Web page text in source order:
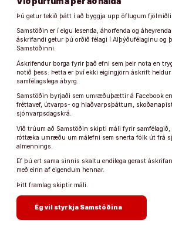
Þú getur tekið þátt í að byggja upp öflugum fjölmiðli.
Samstöðin er í eigu lesenda, áhorfenda og
áskrifandi getur þú orðið félagi í Alþýðufélaginu og
Samstöðinni.
Áskrifendur borga fyrir það efni sem þeir nota en
notið þess. Þetta er því ekki eigingjörn áskrift heldur
samfélagslega ábyrg.
Samstöðin byrjaði sem umræðuþættir á Facebook
fréttavef, útvarps- og hlaðvarpsþáttum,
sjónvarpsdagskrá.
Við trúum að Samstöðin skipti máli fyrir
róttæka umræðu um málefni sem snerta fólk út frá
almennings.
Ef þú ert sama sinnis skaltu endilega gerast
með einn af eigendum hennar.
Þitt framlag skiptir máli.
Ég vil styrkja Samstöðina